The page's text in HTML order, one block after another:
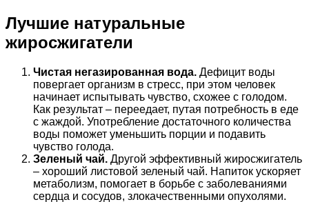
Лучшие натуральные
жиросжигатели
Чистая негазированная вода. Дефицит воды
повергает организм в стресс, при этом человек
начинает испытывать чувство, схожее с голодом.
Как результат – переедает, путая потребность в еде
с жаждой. Употребление достаточного количества
воды поможет уменьшить порции и подавить
чувство голода.
Зеленый чай. Другой эффективный жиросжигатель
– хороший листовой зеленый чай. Напиток ускоряет
метаболизм, помогает в борьбе с заболеваниями
сердца и сосудов, злокачественными опухолями.